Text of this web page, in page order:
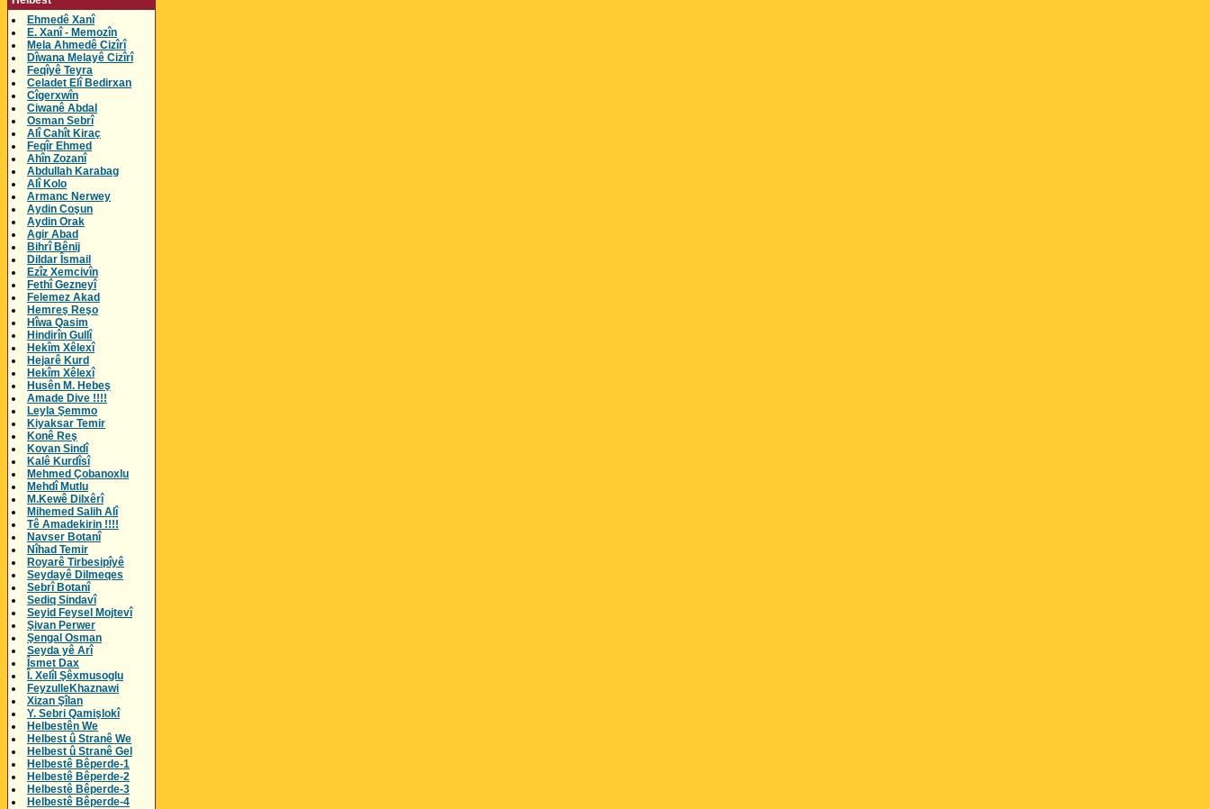
Ehmedê Xanî
E. Xanî - Memozîn
Mela Ahmedê Cizîrî
Dîwana Melayê Cizîrî
Feqîyê Teyra
Celadet Elî Bedirxan
Cîgerxwîn
Ciwanê Abdal
Osman Sebrî
Alî Cahît Kiraç
Feqîr Ehmed
Ahîn Zozanî
Abdullah Karabag
Alî Kolo
Armanc Nerwey
Aydin Coşun
Aydin Orak
Agir Abad
Bihrî Bênij
Dildar Îsmail
Ezîz Xemcivîn
Fethî Gezneyî
Felemez Akad
Hemreş Reşo
Hîwa Qasim
Hindirîn Gullî
Hekîm Xêlexî
Hejarê Kurd
Hekîm Xêlexî
Husên M. Hebeş
Amade Dive !!!!
Leyla Şemmo
Kiyaksar Temir
Konê Reş
Kovan Sindî
Kalê Kurdîsî
Mehmed Çobanoxlu
Mehdî Mutlu
M.Kewê Dilxêrî
Mihemed Salih Alî
Tê Amadekirin !!!!
Navser Botanî
Nîhad Temir
Royarê Tirbesipîyê
Seydayê Dilmeqes
Sebrî Botanî
Sediq Sindavî
Seyid Feysel Mojtevî
Şivan Perwer
Şengal Osman
Seyda yê Arî
Îsmet Dax
Î. Xelîl Şêxmusoglu
FeyzulleKhaznawi
Xizan Şîlan
Y. Sebri Qamişlokî
Helbestên We
Helbest û Stranê We
Helbest û Stranê Gel
Helbestê Bêperde-1
Helbestê Bêperde-2
Helbestê Bêperde-3
Helbestê Bêperde-4